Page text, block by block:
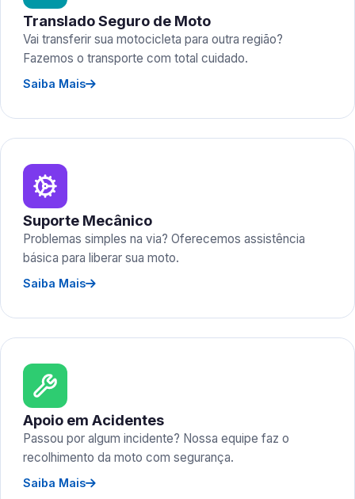
Translado Seguro de Moto
Vai transferir sua motocicleta para outra região?
Fazemos o transporte com total cuidado.
Saiba Mais
Suporte Mecânico
Problemas simples na via? Oferecemos assistência
básica para liberar sua moto.
Saiba Mais
Apoio em Acidentes
Passou por algum incidente? Nossa equipe faz o
recolhimento da moto com segurança.
Saiba Mais